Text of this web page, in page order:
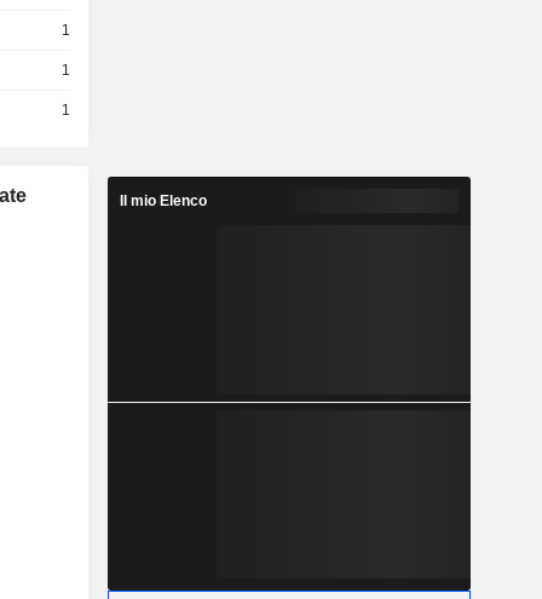
1
1
1
Il mio Elenco